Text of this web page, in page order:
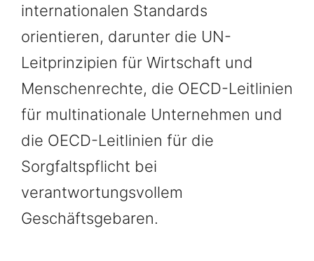
internationalen Standards
orientieren, darunter die UN-
Leitprinzipien für Wirtschaft und
Menschenrechte, die OECD-Leitlinien
für multinationale Unternehmen und
die OECD-Leitlinien für die
Sorgfaltspflicht bei
verantwortungsvollem
Geschäftsgebaren.